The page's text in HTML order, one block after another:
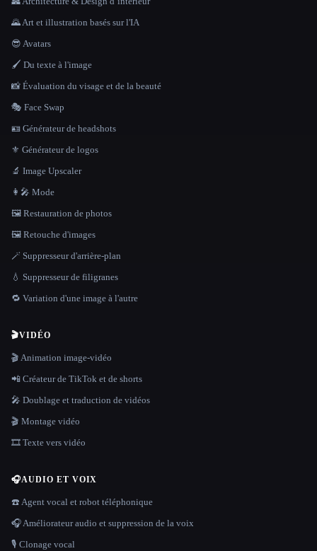
🌄 Art et illustration basés sur l'IA
😎 Avatars
🖌️ Du texte à l'image
📸 Évaluation du visage et de la beauté
🎭 Face Swap
🪪 Générateur de headshots
⚜️ Générateur de logos
🔬 Image Upscaler
👩‍🎤 Mode
🖼️ Restauration de photos
🖼️ Retouche d'images
🪄 Suppresseur d'arrière-plan
💧 Suppresseur de filigranes
🔁 Variation d'une image à l'autre
🎬VIDÉO
🎬 Animation image-vidéo
📲 Créateur de TikTok et de shorts
🎤 Doublage et traduction de vidéos
🎬 Montage vidéo
🎞️ Texte vers vidéo
🎧AUDIO ET VOIX
☎️ Agent vocal et robot téléphonique
🎧 Améliorateur audio et suppression de la voix
🎙️ Clonage vocal